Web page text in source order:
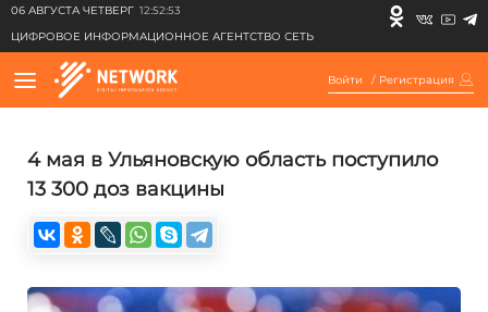
06 АВГУСТА ЧЕТВЕРГ 12:52:53
ЦИФРОВОЕ ИНФОРМАЦИОННОЕ АГЕНТСТВО СЕТЬ
Войти / Регистрация
4 мая в Ульяновскую область поступило
13 300 доз вакцины